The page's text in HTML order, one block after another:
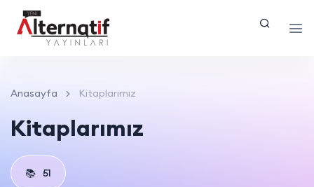
Anasayfa Kitaplarımız
Kitaplarımız
📚 51